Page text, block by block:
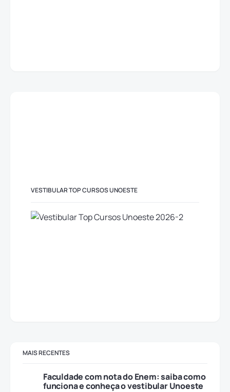
VESTIBULAR TOP CURSOS UNOESTE
MAIS RECENTES
Faculdade com nota do Enem: saiba como
funciona e conheça o vestibular Unoeste